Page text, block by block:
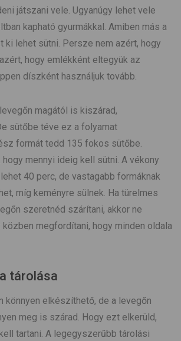
játszani vele. Ugyanúgy lehet vele
kapható gyurmákkal. Amiben más a
ki lehet sütni. Persze nem azért, hogy
hogy emlékként eltegyük az
díszként használjuk tovább.
magától is kiszárad,
sütőbe téve ez a folyamat
formát tedd 135 fokos sütőbe.
mennyi ideig kell sütni. A vékony
40 perc, de vastagabb formáknak
míg keményre sülnek. Ha türelmes
szeretnéd szárítani, akkor ne
megfordítani, hogy minden oldala
tárolása
könnyen elkészíthető, de a levegőn
meg is szárad. Hogy ezt elkerüld,
tartani. A legegyszerűbb tárolási